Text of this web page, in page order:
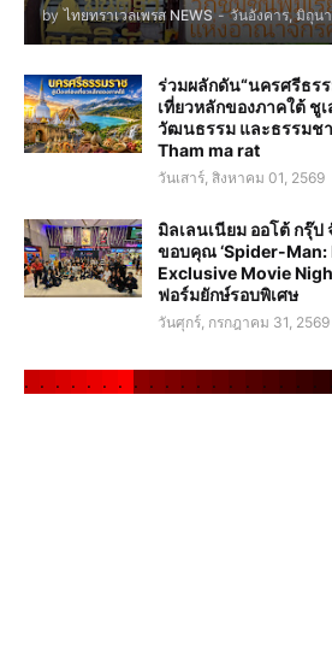
by ไทยทราเวลเพรส NEWS - วันอังคาร, มิถุน
ร่วมผลักดัน“นครศรีธรร
เที่ยวหลักของภาคใต้ ชู
วัฒนธรรม และธรรมช
Tham ma rat
วันเสาร์, สิงหาคม 01, 2569
มิลเลนเนียม ออโต้ กรุ๊
ขอบคุณ ‘Spider-Man:
Exclusive Movie
ฟอร์มยักษ์รอบพิเศษ
วันศุกร์, กรกฎาคม 31, 2569
. . . . . . . . . . . . . . . . . .